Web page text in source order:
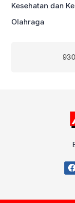
Kesehatan dan
Olahraga